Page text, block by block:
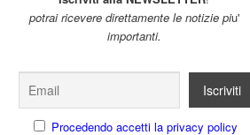
potrai ricevere direttamente le notizie piu'
importanti.
Procedendo accetti la privacy policy